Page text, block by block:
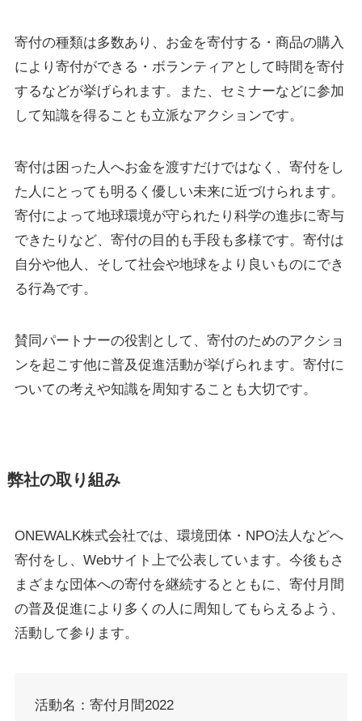
寄付の種類は多数あり、お金を寄付する・商品の購入
により寄付ができる・ボランティアとして時間を寄付
するなどが挙げられます。また、セミナーなどに参加
して知識を得ることも立派なアクションです。
寄付は困った人へお金を渡すだけではなく、寄付をし
た人にとっても明るく優しい未来に近づけられます。
寄付によって地球環境が守られたり科学の進歩に寄与
できたりなど、寄付の目的も手段も多様です。寄付は
自分や他人、そして社会や地球をより良いものにでき
る行為です。
賛同パートナーの役割として、寄付のためのアクショ
ンを起こす他に普及促進活動が挙げられます。寄付に
ついての考えや知識を周知することも大切です。
弊社の取り組み
ONEWALK株式会社では、環境団体・NPO法人などへ
寄付をし、Webサイト上で公表しています。今後もさ
まざまな団体への寄付を継続するとともに、寄付月間
の普及促進により多くの人に周知してもらえるよう、
活動して参ります。
活動名：寄付月間2022